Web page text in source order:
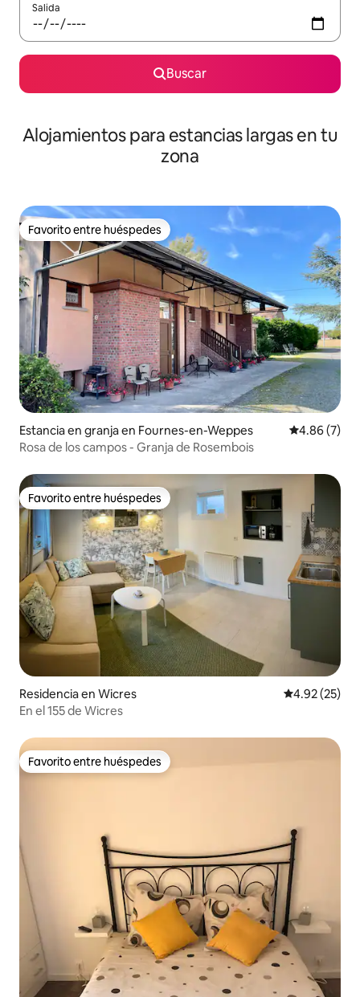
Salida
Buscar
Alojamientos para estancias largas en tu
zona
Favorito entre huéspedes
Favorito entre huéspedes
Estancia en granja en Fournes-en-Weppes Calificación
4.86 (7)
Rosa de los campos - Granja de Rosembois
Favorito entre huéspedes
Favorito entre huéspedes
Residencia en Wicres Calificación
4.92 (25)
En el 155 de Wicres
Favorito entre huéspedes
Favorito entre huéspedes